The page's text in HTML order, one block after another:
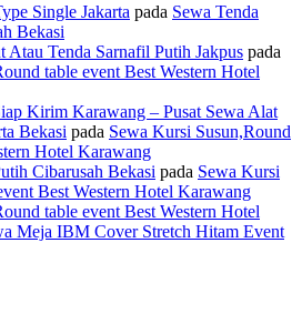
Single Jakarta pada Sewa Tenda
Bekasi
Atau Tenda Sarnafil Putih Jakpus pada
table event Best Western Hotel
Kirim Karawang – Pusat Sewa Alat
Bekasi pada Sewa Kursi Susun,Round
Hotel Karawang
Cibarusah Bekasi pada Sewa Kursi
Best Western Hotel Karawang
table event Best Western Hotel
Meja IBM Cover Stretch Hitam Event